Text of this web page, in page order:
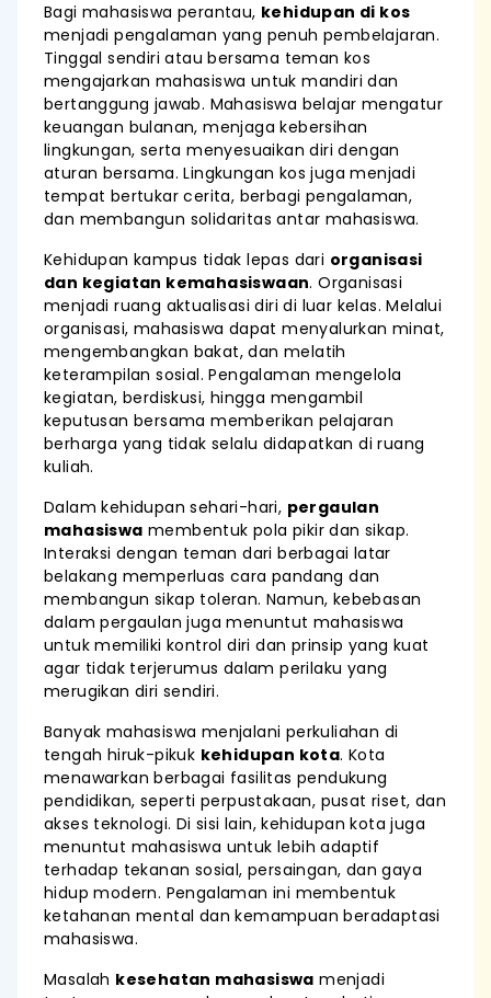
Bagi mahasiswa perantau, kehidupan di kos
menjadi pengalaman yang penuh pembelajaran.
Tinggal sendiri atau bersama teman kos
mengajarkan mahasiswa untuk mandiri dan
bertanggung jawab. Mahasiswa belajar mengatur
keuangan bulanan, menjaga kebersihan
lingkungan, serta menyesuaikan diri dengan
aturan bersama. Lingkungan kos juga menjadi
tempat bertukar cerita, berbagi pengalaman,
dan membangun solidaritas antar mahasiswa.
Kehidupan kampus tidak lepas dari organisasi
dan kegiatan kemahasiswaan. Organisasi
menjadi ruang aktualisasi diri di luar kelas. Melalui
organisasi, mahasiswa dapat menyalurkan minat,
mengembangkan bakat, dan melatih
keterampilan sosial. Pengalaman mengelola
kegiatan, berdiskusi, hingga mengambil
keputusan bersama memberikan pelajaran
berharga yang tidak selalu didapatkan di ruang
kuliah.
Dalam kehidupan sehari-hari, pergaulan
mahasiswa membentuk pola pikir dan sikap.
Interaksi dengan teman dari berbagai latar
belakang memperluas cara pandang dan
membangun sikap toleran. Namun, kebebasan
dalam pergaulan juga menuntut mahasiswa
untuk memiliki kontrol diri dan prinsip yang kuat
agar tidak terjerumus dalam perilaku yang
merugikan diri sendiri.
Banyak mahasiswa menjalani perkuliahan di
tengah hiruk-pikuk kehidupan kota. Kota
menawarkan berbagai fasilitas pendukung
pendidikan, seperti perpustakaan, pusat riset, dan
akses teknologi. Di sisi lain, kehidupan kota juga
menuntut mahasiswa untuk lebih adaptif
terhadap tekanan sosial, persaingan, dan gaya
hidup modern. Pengalaman ini membentuk
ketahanan mental dan kemampuan beradaptasi
mahasiswa.
Masalah kesehatan mahasiswa menjadi